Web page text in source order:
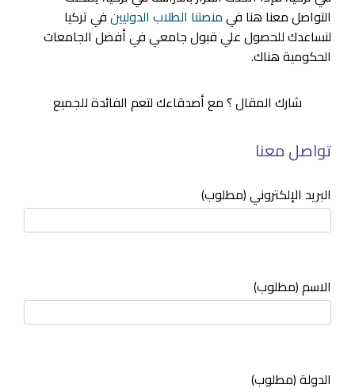
التواصل معنا هنا فيمنصتنا الطلاب الدوليينفي تركيا
لنساعدك للحصول علي قبول جامعي في أفضل الجامعات
الحكومية هناك.
شارك المقال ؟ مع أصدقاءك لتعم الفائدة للجميع
تواصل معنا
البريد الإلكتروني (مطلوب)
الاسم (مطلوب)
الدولة (مطلوب)